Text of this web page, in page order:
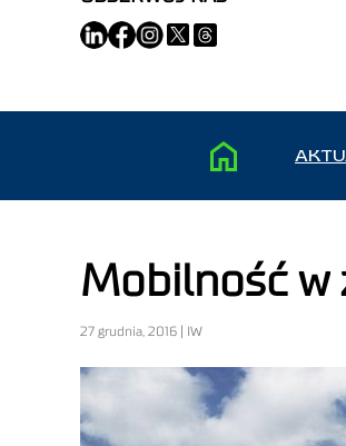
Mobilność w
27 grudnia, 2016 | IW